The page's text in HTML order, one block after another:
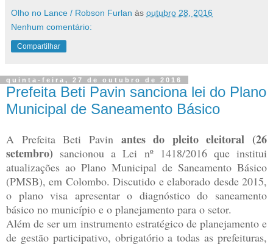
Olho no Lance / Robson Furlan às outubro 28, 2016
Nenhum comentário:
Compartilhar
quinta-feira, 27 de outubro de 2016
Prefeita Beti Pavin sanciona lei do Plano
Municipal de Saneamento Básico
A Prefeita Beti Pavin antes do pleito eleitoral (26
setembro) sancionou a Lei nº 1418/2016 que institui
atualizações ao Plano Municipal de Saneamento Básico
(PMSB), em Colombo. Discutido e elaborado desde 2015,
o plano visa apresentar o diagnóstico do saneamento
básico no município e o planejamento para o setor.
Além de ser um instrumento estratégico de planejamento e
de gestão participativo, obrigatório a todas as prefeituras,